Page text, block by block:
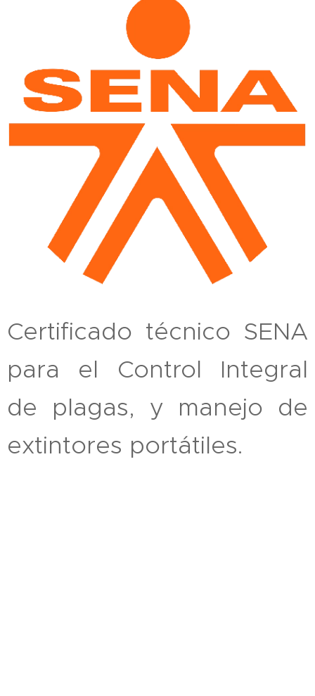
Certificado técnico SENA
para el Control Integral
de plagas, y manejo de
extintores portátiles.